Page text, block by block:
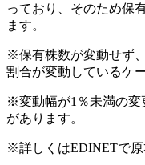
っており、そのため保
ます。
※保有株数が変動せず
割合が変動しているケ
※変動幅が1％未満の変
があります。
※詳しくはEDINETで原